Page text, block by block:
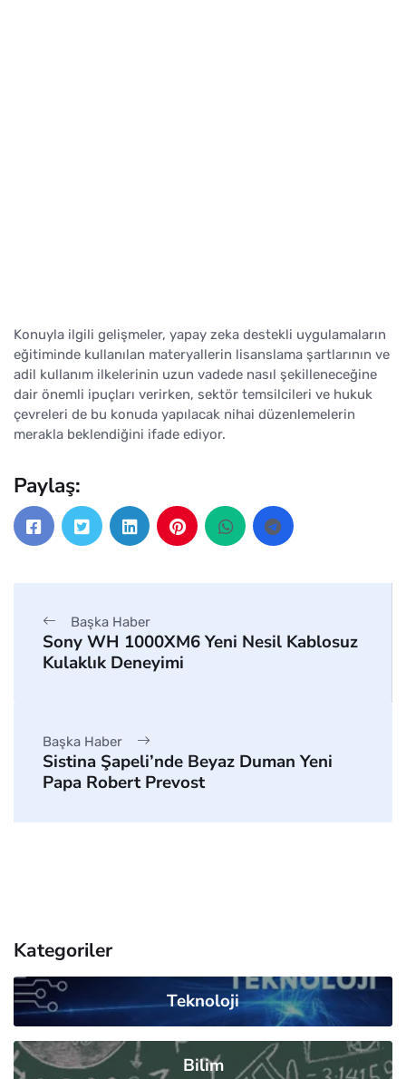
Konuyla ilgili gelişmeler, yapay zeka destekli uygulamaların
eğitiminde kullanılan materyallerin lisanslama şartlarının ve
adil kullanım ilkelerinin uzun vadede nasıl şekilleneceğine
dair önemli ipuçları verirken, sektör temsilcileri ve hukuk
çevreleri de bu konuda yapılacak nihai düzenlemelerin
merakla beklendiğini ifade ediyor.
Paylaş:
Başka Haber
Sony WH 1000XM6 Yeni Nesil Kablosuz
Kulaklık Deneyimi
Başka Haber
Sistina Şapeli’nde Beyaz Duman Yeni
Papa Robert Prevost
Kategoriler
Teknoloji
Bilim